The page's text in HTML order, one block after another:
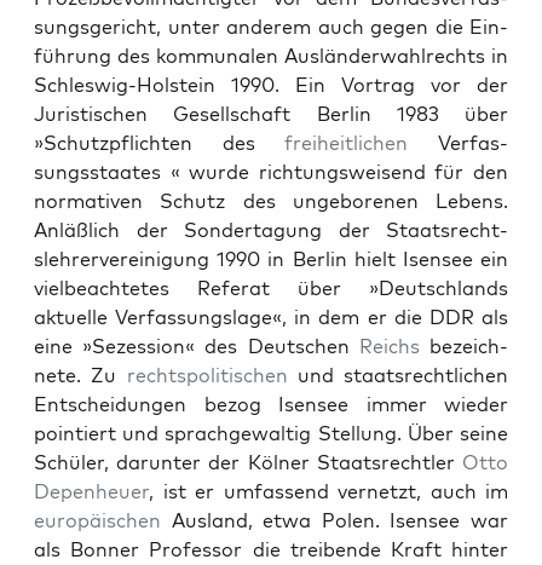
sungs­gericht, unter anderem auch gegen die Ein­
führung des kom­mu­nalen Aus­län­der­wahlrechts in
Schleswig-Hol­stein 1990. Ein Vor­trag vor der
Juris­tis­chen Gesellschaft Berlin 1983 über
»Schutzpflicht­en desfrei­heitlichen Ver­fas­
sungsstaates « wurde rich­tungsweisend für den
nor­ma­tiv­en Schutz des unge­bore­nen Lebens.
Anläßlich der Son­derta­gung der Staat­srecht­
slehrervere­ini­gung 1990 in Berlin hielt Isensee ein
viel­beachtetes Refer­at über »Deutsch­lands
aktuelle Ver­fas­sungslage«, in dem er die DDR als
eine »Sezes­sion« des Deutschen Reichs beze­ich­
nete. Zu recht­spoli­tis­chen und staat­srechtlichen
Entschei­dun­gen bezog Isensee immer wieder
pointiert und sprachge­waltig Stel­lung. Über seine
Schüler, darunter der Köl­ner Staat­srechtler Otto
Depen­heuer, ist er umfassend ver­net­zt, auch im
europäis­chen Aus­land, etwa Polen. Isensee war
als Bon­ner Pro­fes­sor die treibende Kraft hin­ter